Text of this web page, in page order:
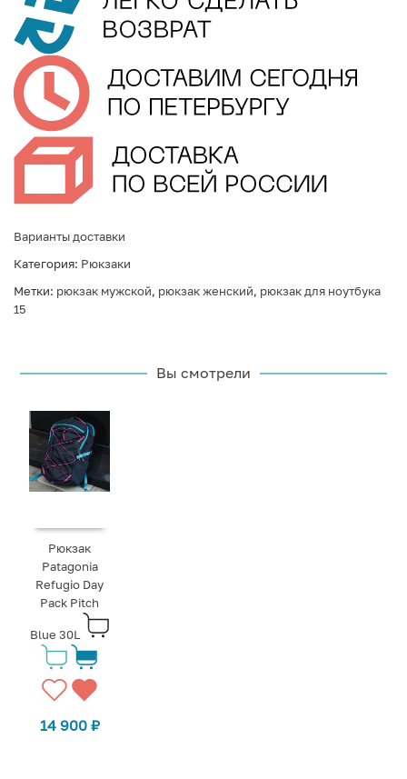
Варианты доставки
Категория: Рюкзаки
Метки: рюкзак мужской, рюкзак женский, рюкзак для ноутбука
15
Вы смотрели
Рюкзак
Patagonia
Refugio Day
Pack Pitch
Blue 30L
14 900 ₽